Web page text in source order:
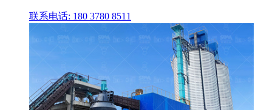
联系电话: 180 3780 8511